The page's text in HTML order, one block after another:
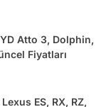
Atto 3, Dolphin,
Fiyatları
ES, RX, RZ,